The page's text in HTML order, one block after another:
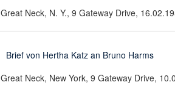
Great Neck, N. Y., 9 Gateway Drive,
Brief von Hertha Katz an Bruno Harms
Great Neck, New York, 9 Gateway Drive,